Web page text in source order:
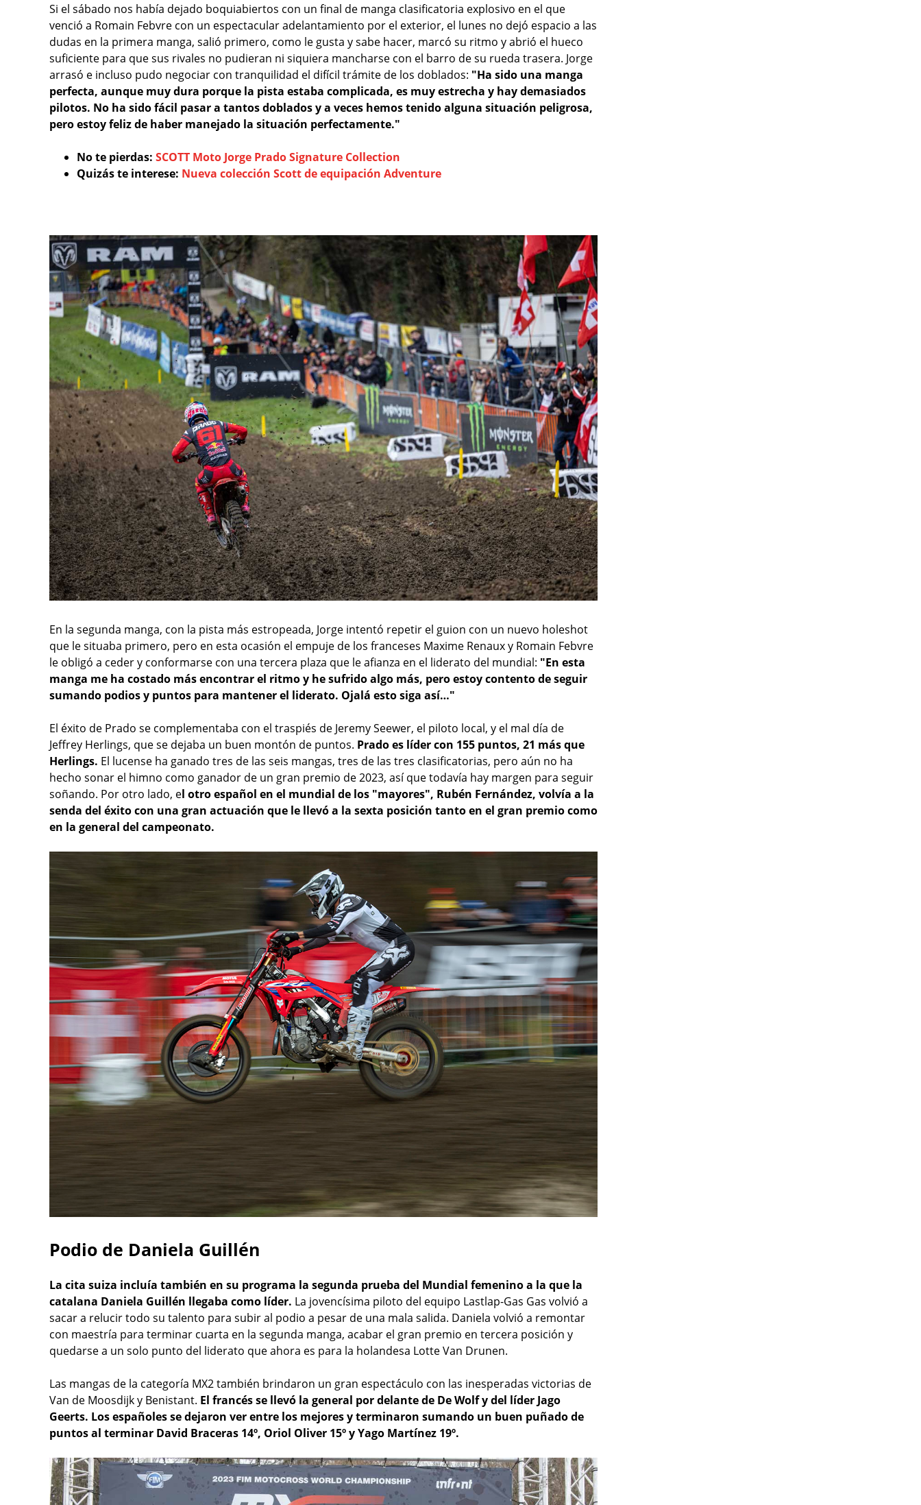
Si el sábado nos había dejado boquiabiertos con un final de manga clasificatoria explosivo en el que
venció a Romain Febvre con un espectacular adelantamiento por el exterior, el lunes no dejó espacio a las
dudas en la primera manga, salió primero, como le gusta y sabe hacer, marcó su ritmo y abrió el hueco
suficiente para que sus rivales no pudieran ni siquiera mancharse con el barro de su rueda trasera. Jorge
arrasó e incluso pudo negociar con tranquilidad el difícil trámite de los doblados: "Ha sido una manga
perfecta, aunque muy dura porque la pista estaba complicada, es muy estrecha y hay demasiados
pilotos. No ha sido fácil pasar a tantos doblados y a veces hemos tenido alguna situación peligrosa,
pero estoy feliz de haber manejado la situación perfectamente."
No te pierdas: SCOTT Moto Jorge Prado Signature Collection
Quizás te interese: Nueva colección Scott de equipación Adventure
En la segunda manga, con la pista más estropeada, Jorge intentó repetir el guion con un nuevo holeshot
que le situaba primero, pero en esta ocasión el empuje de los franceses Maxime Renaux y Romain Febvre
le obligó a ceder y conformarse con una tercera plaza que le afianza en el liderato del mundial: "En esta
manga me ha costado más encontrar el ritmo y he sufrido algo más, pero estoy contento de seguir
sumando podios y puntos para mantener el liderato. Ojalá esto siga así…"
El éxito de Prado se complementaba con el traspiés de Jeremy Seewer, el piloto local, y el mal día de
Jeffrey Herlings, que se dejaba un buen montón de puntos. Prado es líder con 155 puntos, 21 más que
Herlings. El lucense ha ganado tres de las seis mangas, tres de las tres clasificatorias, pero aún no ha
hecho sonar el himno como ganador de un gran premio de 2023, así que todavía hay margen para seguir
soñando. Por otro lado, el otro español en el mundial de los "mayores", Rubén Fernández, volvía a la
senda del éxito con una gran actuación que le llevó a la sexta posición tanto en el gran premio como
en la general del campeonato.
Podio de Daniela Guillén
La cita suiza incluía también en su programa la segunda prueba del Mundial femenino a la que la
catalana Daniela Guillén llegaba como líder. La jovencísima piloto del equipo Lastlap-Gas Gas volvió a
sacar a relucir todo su talento para subir al podio a pesar de una mala salida. Daniela volvió a remontar
con maestría para terminar cuarta en la segunda manga, acabar el gran premio en tercera posición y
quedarse a un solo punto del liderato que ahora es para la holandesa Lotte Van Drunen.
Las mangas de la categoría MX2 también brindaron un gran espectáculo con las inesperadas victorias de
Van de Moosdijk y Benistant. El francés se llevó la general por delante de De Wolf y del líder Jago
Geerts. Los españoles se dejaron ver entre los mejores y terminaron sumando un buen puñado de
puntos al terminar David Braceras 14º, Oriol Oliver 15º y Yago Martínez 19º.